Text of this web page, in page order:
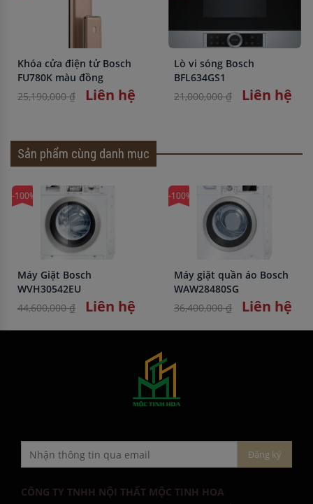
Khóa cửa điện tử Bosch
FU780K màu đồng
25,190,000 ₫
Liên hệ
Lò vi sóng Bosch
BFL634GS1
21,000,000 ₫
Liên hệ
Sản phẩm cùng danh mục
-100%
Máy Giặt Bosch
WVH30542EU
44,600,000 ₫
Liên hệ
-100%
Máy giặt quần áo Bosch
WAW28480SG
36,400,000 ₫
Liên hệ
CÔNG TY TNHH NỘI THẤT MỘC TINH HOA